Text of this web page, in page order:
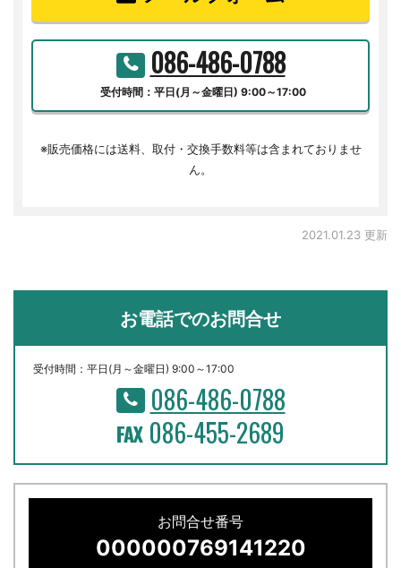
086-486-0788
受付時間：平日(月～金曜日) 9:00～17:00
※販売価格には送料、取付・交換手数料等は含まれておりませ
ん。
2021.01.23 更新
お電話でのお問合せ
受付時間：平日(月～金曜日) 9:00～17:00
086-486-0788
086-455-2689
お問合せ番号
000000769141220